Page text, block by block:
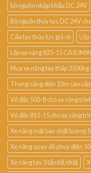
bộ nguồn nhập khẩu DC 24V
Bộ nguồn thủy lực DC 24V
Cẩu tay thủy lực giá rẻ
Lốp
Lốp xe nâng 825-15
Mua xe nâng tay thấp 2500kg
Thang nâng điện 10m cao cấp
Vỏ đặc 500-8 cho xe công trình
Vỏ đặc 815-15 cho xe công
Xe nâng mặt bàn chất lượng
Xe nâng quay đổ phuy điện
Xe nâng tay 5 tấn tốt nhất